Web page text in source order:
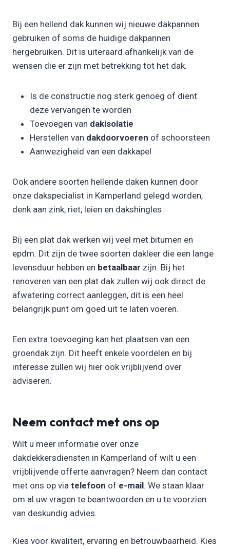
Bij een hellend dak kunnen wij nieuwe dakpannen
gebruiken of soms de huidige dakpannen
hergebruiken. Dit is uiteraard afhankelijk van de
wensen die er zijn met betrekking tot het dak.
Is de constructie nog sterk genoeg of dient
deze vervangen te worden
Toevoegen van dakisolatie
Herstellen van dakdoorvoeren of schoorsteen
Aanwezigheid van een dakkapel
Ook andere soorten hellende daken kunnen door
onze dakspecialist in Kamperland gelegd worden,
denk aan zink, riet, leien en dakshingles
Bij een plat dak werken wij veel met bitumen en
epdm. Dit zijn de twee soorten dakleer die een lange
levensduur hebben en betaalbaar zijn. Bij het
renoveren van een plat dak zullen wij ook direct de
afwatering correct aanleggen, dit is een heel
belangrijk punt om goed uit te laten voeren.
Een extra toevoeging kan het plaatsen van een
groendak zijn. Dit heeft enkele voordelen en bij
interesse zullen wij hier ook vrijblijvend over
adviseren.
Neem contact met ons op
Wilt u meer informatie over onze
dakdekkersdiensten in Kamperland of wilt u een
vrijblijvende offerte aanvragen? Neem dan contact
met ons op via telefoon of e-mail. We staan klaar
om al uw vragen te beantwoorden en u te voorzien
van deskundig advies.
Kies voor kwaliteit, ervaring en betrouwbaarheid. Kies